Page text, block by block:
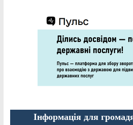
Інформація для